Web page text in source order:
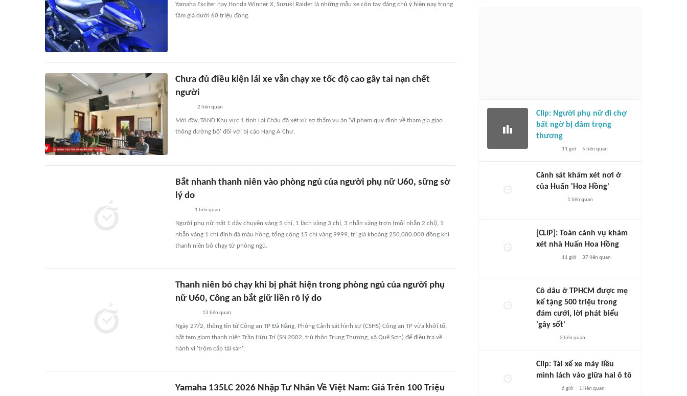
Yamaha Exciter hay Honda Winner X, Suzuki Raider là những mẫu xe côn tay đáng chú ý hiện nay trong
tầm giá dưới 60 triệu đồng.
Chưa đủ điều kiện lái xe vẫn chạy xe tốc độ cao gây tai nạn chết
người
2 liên quan
Mới đây, TAND Khu vực 1 tỉnh Lai Châu đã xét xử sơ thẩm vụ án 'Vi phạm quy định về tham gia giao
thông đường bộ' đối với bị cáo Hạng A Chư.
Bắt nhanh thanh niên vào phòng ngủ của người phụ nữ U60, sững sờ
lý do
1 liên quan
Người phụ nữ mất 1 dây chuyền vàng 5 chỉ, 1 lách vàng 3 chỉ, 3 nhẫn vàng trơn (mỗi nhẫn 2 chỉ), 1
nhẫn vàng 1 chỉ đính đá màu hồng, tổng cộng 15 chỉ vàng 9999, trị giá khoảng 250.000.000 đồng khi
thanh niên bỏ chạy từ phòng ngủ.
Thanh niên bỏ chạy khi bị phát hiện trong phòng ngủ của người phụ
nữ U60, Công an bắt giữ liền rõ lý do
13 liên quan
Ngày 27/2, thông tin từ Công an TP Đà Nẵng, Phòng Cảnh sát hình sự (CSHS) Công an TP vừa khởi tố,
bắt tạm giam thanh niên Trần Hữu Trí (SN 2002, trú thôn Trung Thượng, xã Quế Sơn) để điều tra về
hành vi 'trộm cắp tài sản'.
Yamaha 135LC 2026 Nhập Tư Nhân Về Việt Nam: Giá Trên 100 Triệu
Clip: Người phụ nữ đi chợ
bất ngờ bị đâm trọng
thương
11 giờ 5 liên quan
Cảnh sát khám xét nơi ở
của Huấn 'Hoa Hồng'
1 liên quan
[CLIP]: Toàn cảnh vụ khám
xét nhà Huấn Hoa Hồng
11 giờ 37liên quan
Cô dâu ở TPHCM được mẹ
kế tặng 500 triệu trong
đám cưới, lời phát biểu
'gây sốt'
2 liên quan
Clip: Tài xế xe máy liều
mình lách vào giữa hai ô tô
6 giờ 1 liên quan